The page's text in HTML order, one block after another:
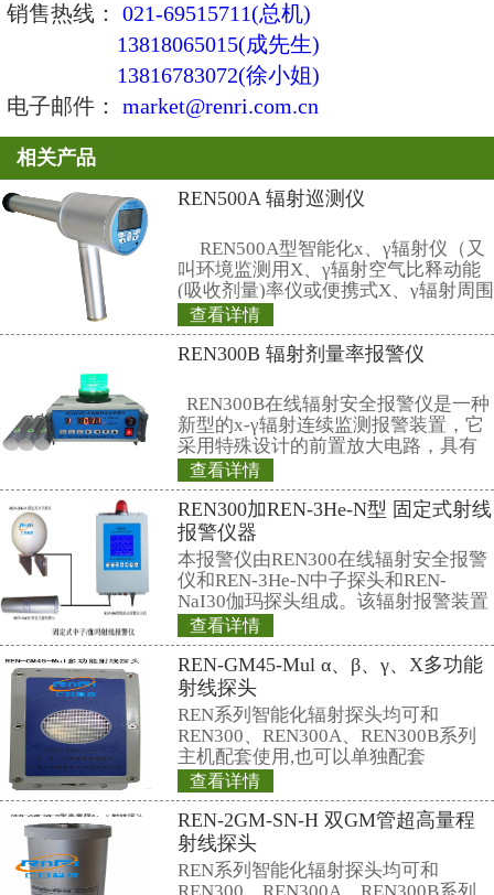
联系仁日科技
公司名称： 上海仁日辐射防护设
公司地址： 上海市嘉定区曹安路
销售热线： 021-69515711(总机)
13818065015(成先生)
13816783072(徐小姐)
电子邮件：
market@renri.com.cn